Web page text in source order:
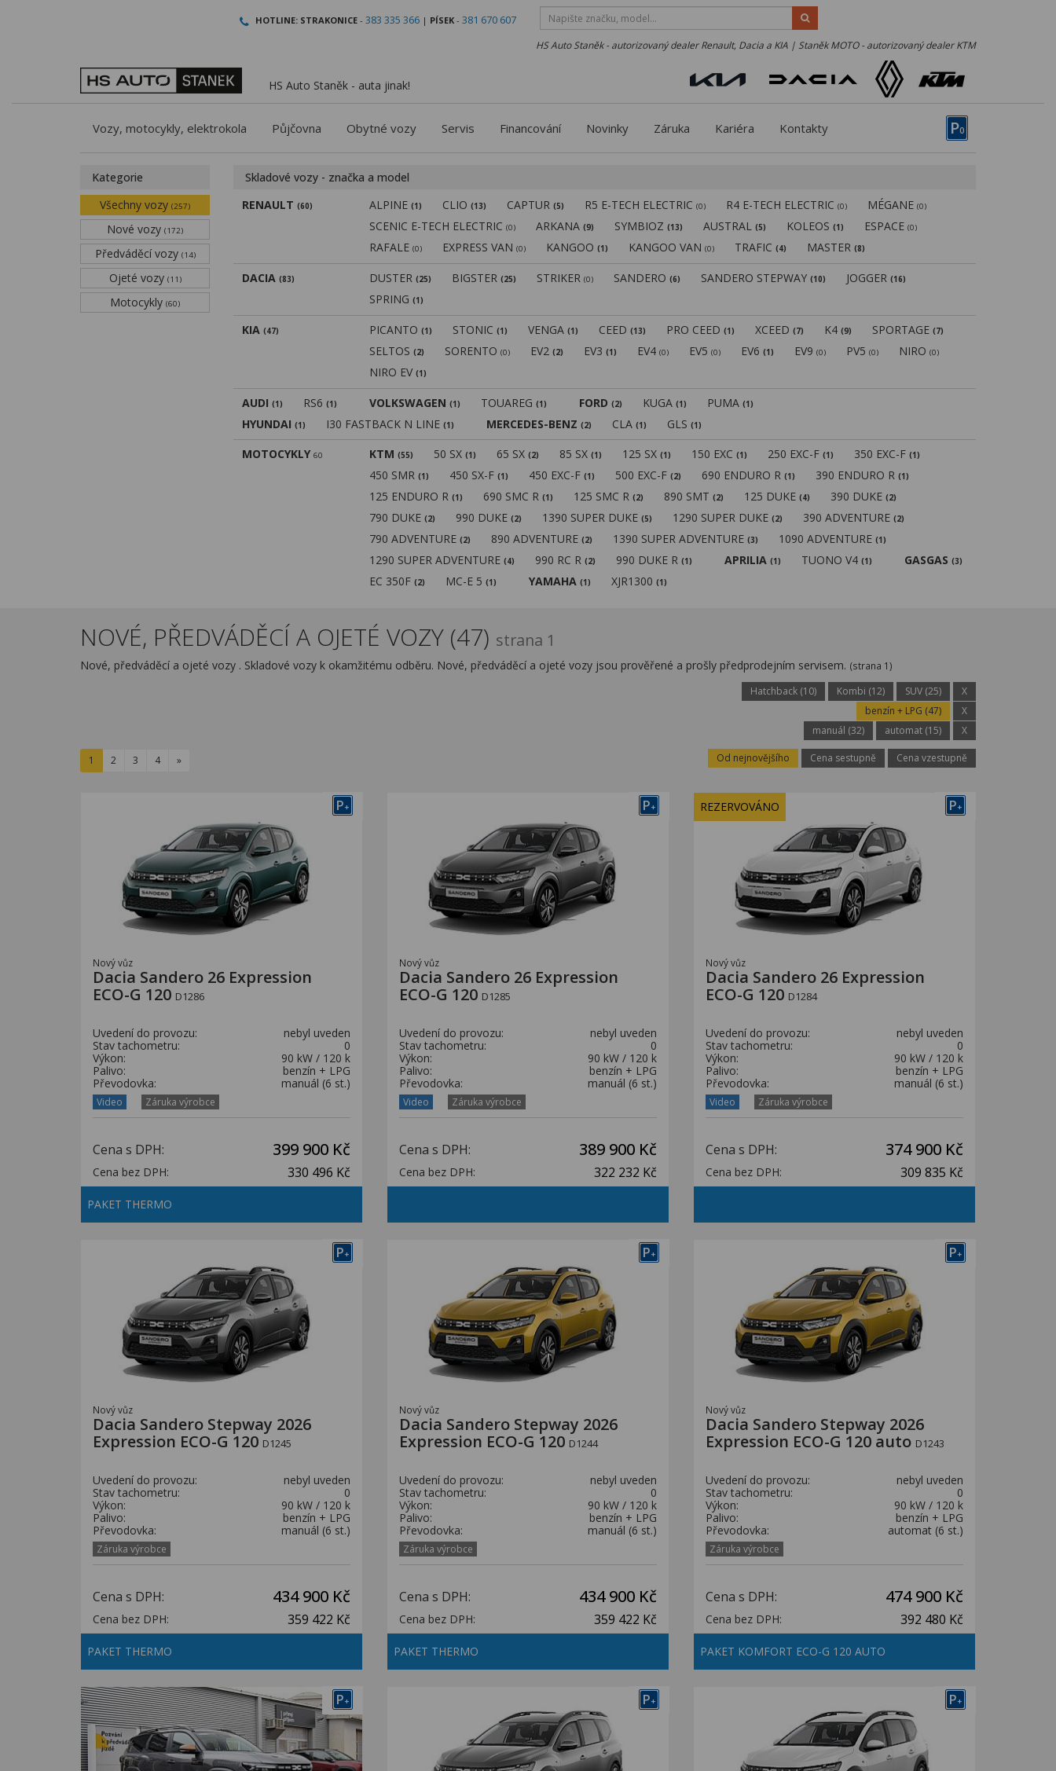
HOTLINE: STRAKONICE - 383 335 366 | PÍSEK - 381 670 607
HS Auto Staněk - autorizovaný dealer Renault, Dacia a KIA | Staněk MOTO - autorizovaný dealer KTM
HS Auto Staněk - auta jinak!
P0
Vozy, motocykly, elektrokola Půjčovna Obytné vozy Servis Financování Novinky Záruka Kariéra Kontakty
Kategorie
Všechny vozy (257)
Nové vozy (172)
Předváděcí vozy (14)
Ojeté vozy (11)
Motocykly (60)
Skladové vozy - značka a model
RENAULT (60) ALPINE(1) CLIO(13) CAPTUR(5) R5 E-TECH ELECTRIC(0) R4 E-TECH ELECTRIC(0) MÉGANE(0)
SCENIC E-TECH ELECTRIC(0) ARKANA(9) SYMBIOZ(13) AUSTRAL(5) KOLEOS(1) ESPACE(0)
RAFALE(0) EXPRESS VAN(0) KANGOO(1) KANGOO VAN(0) TRAFIC(4) MASTER(8)
DACIA (83) DUSTER(25) BIGSTER(25) STRIKER(0) SANDERO(6) SANDERO STEPWAY(10) JOGGER(16)
SPRING(1)
KIA (47) PICANTO(1) STONIC(1) VENGA(1) CEED(13) PRO CEED(1) XCEED(7) K4(9) SPORTAGE(7)
SELTOS(2) SORENTO(0) EV2(2) EV3(1) EV4(0) EV5(0) EV6(1) EV9(0) PV5(0) NIRO(0)
NIRO EV(1)
AUDI (1) RS6 (1) VOLKSWAGEN (1) TOUAREG (1) FORD (2) KUGA (1) PUMA (1)
HYUNDAI (1) I30 FASTBACK N LINE (1) MERCEDES-BENZ (2) CLA (1) GLS (1)
MOTOCYKLY 60 KTM (55) 50 SX(1) 65 SX(2) 85 SX(1) 125 SX(1) 150 EXC(1) 250 EXC-F(1) 350 EXC-F(1)
450 SMR(1) 450 SX-F(1) 450 EXC-F(1) 500 EXC-F(2) 690 ENDURO R(1) 390 ENDURO R(1)
125 ENDURO R(1) 690 SMC R(1) 125 SMC R(2) 890 SMT(2) 125 DUKE(4) 390 DUKE(2)
790 DUKE(2) 990 DUKE(2) 1390 SUPER DUKE(5) 1290 SUPER DUKE(2) 390 ADVENTURE(2)
790 ADVENTURE(2) 890 ADVENTURE(2) 1390 SUPER ADVENTURE(3) 1090 ADVENTURE(1)
1290 SUPER ADVENTURE(4) 990 RC R(2) 990 DUKE R(1) APRILIA (1) TUONO V4(1) GASGAS (3)
EC 350F(2) MC-E 5(1) YAMAHA (1) XJR1300(1)
NOVÉ, PŘEDVÁDĚCÍ A OJETÉ VOZY (47) strana 1
Nové, předváděcí a ojeté vozy . Skladové vozy k okamžitému odběru. Nové, předváděcí a ojeté vozy jsou prověřené a prošly předprodejním servisem. (strana 1)
Hatchback (10) Kombi (12) SUV (25)
X
benzín + LPG (47)
X
manuál (32)
automat (15) X
1 2 3 4 » Od nejnovějšího Cena sestupně Cena vzestupně
P+
Nový vůz
Dacia Sandero 26 Expression
ECO-G 120 D1286
Uvedení do provozu:
nebyl uveden
Stav tachometru:
0
Výkon:
90 kW / 120 k
Palivo:
benzín + LPG
Převodovka:
manuál (6 st.)
Video Záruka výrobce
Cena s DPH: 399 900 Kč
Cena bez DPH: 330 496 Kč
PAKET THERMO
P+
Nový vůz
Dacia Sandero 26 Expression
ECO-G 120 D1285
Uvedení do provozu:
nebyl uveden
Stav tachometru:
0
Výkon:
90 kW / 120 k
Palivo:
benzín + LPG
Převodovka:
manuál (6 st.)
Video Záruka výrobce
Cena s DPH: 389 900 Kč
Cena bez DPH: 322 232 Kč
P+
REZERVOVÁNO
Nový vůz
Dacia Sandero 26 Expression
ECO-G 120 D1284
Uvedení do provozu:
nebyl uveden
Stav tachometru:
0
Výkon:
90 kW / 120 k
Palivo:
benzín + LPG
Převodovka:
manuál (6 st.)
Video Záruka výrobce
Cena s DPH: 374 900 Kč
Cena bez DPH: 309 835 Kč
P+
Nový vůz
Dacia Sandero Stepway 2026
Expression ECO-G 120 D1245
Uvedení do provozu:
nebyl uveden
Stav tachometru:
0
Výkon:
90 kW / 120 k
Palivo:
benzín + LPG
Převodovka:
manuál (6 st.)
Záruka výrobce
Cena s DPH: 434 900 Kč
Cena bez DPH: 359 422 Kč
PAKET THERMO
P+
Nový vůz
Dacia Sandero Stepway 2026
Expression ECO-G 120 D1244
Uvedení do provozu:
nebyl uveden
Stav tachometru:
0
Výkon:
90 kW / 120 k
Palivo:
benzín + LPG
Převodovka:
manuál (6 st.)
Záruka výrobce
Cena s DPH: 434 900 Kč
Cena bez DPH: 359 422 Kč
PAKET THERMO
P+
Nový vůz
Dacia Sandero Stepway 2026
Expression ECO-G 120 auto D1243
Uvedení do provozu:
nebyl uveden
Stav tachometru:
0
Výkon:
90 kW / 120 k
Palivo:
benzín + LPG
Převodovka:
automat (6 st.)
Záruka výrobce
Cena s DPH: 474 900 Kč
Cena bez DPH: 392 480 Kč
PAKET KOMFORT ECO-G 120 AUTO
P+ P+ P+